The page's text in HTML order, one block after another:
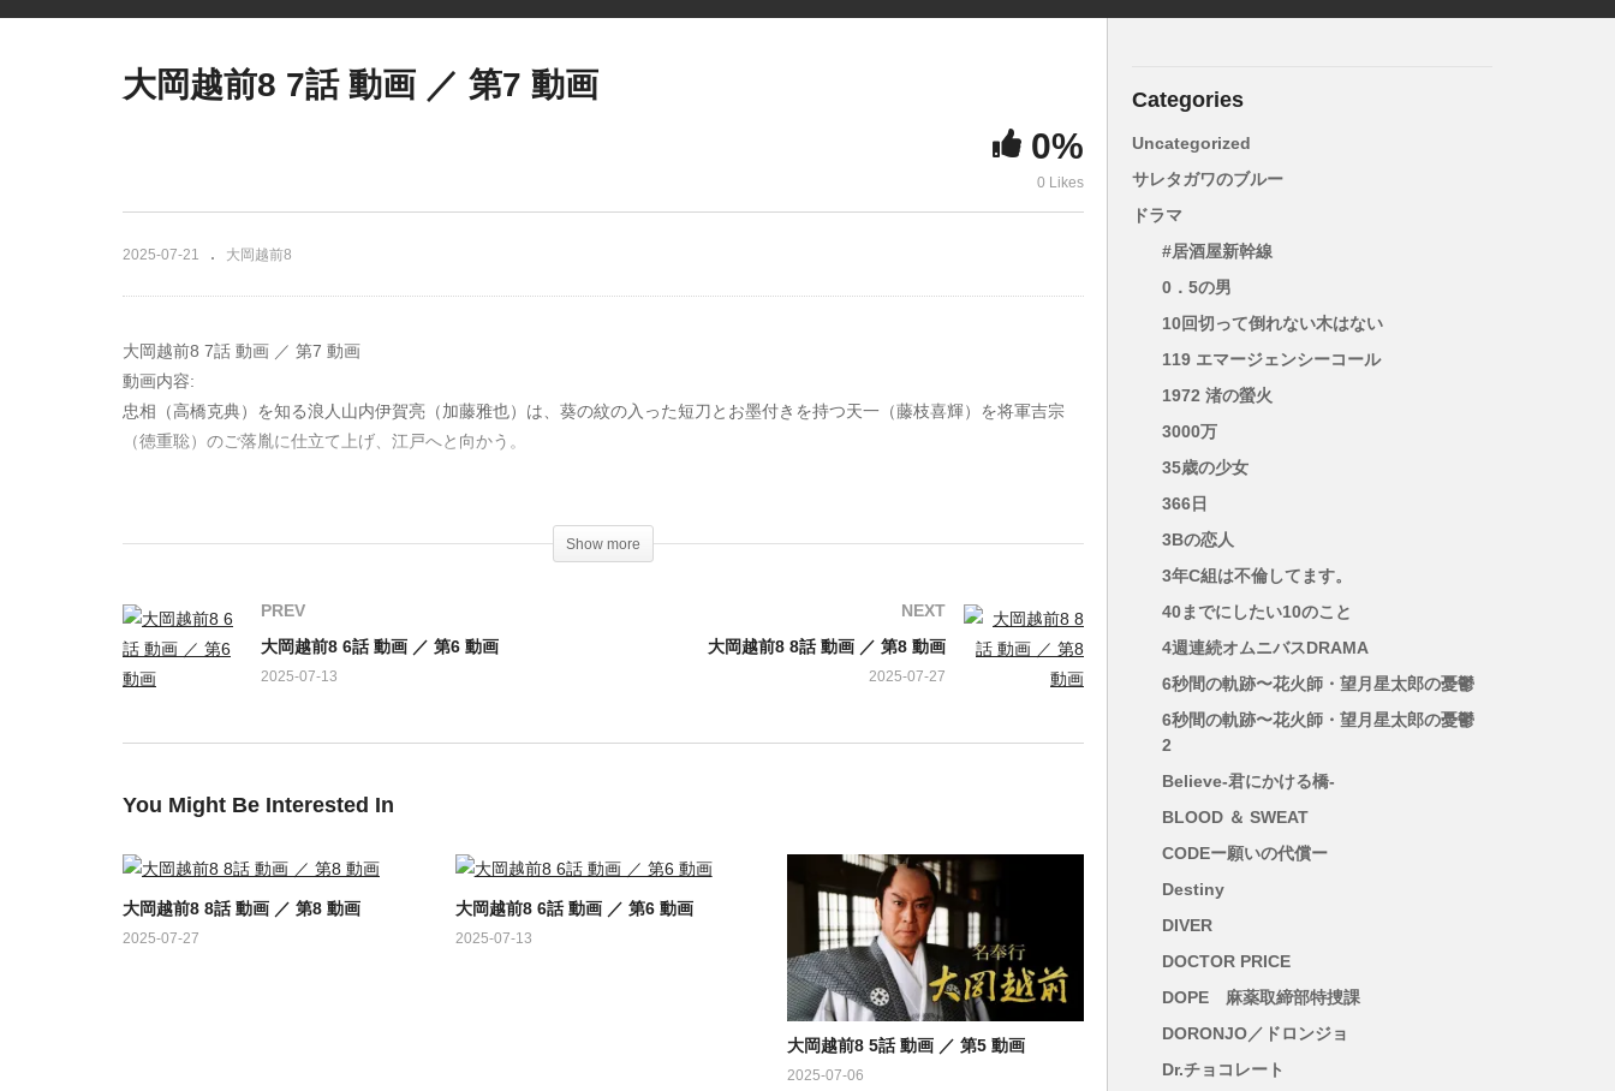
大岡越前8 7話 動画 ／ 第7 動画
0%
0 Likes
2025-07-21 大岡越前8
大岡越前8 7話 動画 ／ 第7 動画
動画内容:
忠相（高橋克典）を知る浪人山内伊賀亮（加藤雅也）は、葵の紋の入った短刀とお墨付きを持つ天一（藤枝喜輝）を将軍吉宗
（徳重聡）のご落胤に仕立て上げ、江戸へと向かう。
高橋克典，勝村政信，寺脇康文，美村里江，近藤芳正，高橋光臣，嶋田久作，柄本時生，石井正則，金山一彦，山崎裕太，加藤
頼，黒川英二，財木琢磨，由夏，加藤雅也，藤枝喜輝，六平直政，山崎樹範，横内正，高橋長英，徳重聡，松原智恵子，【語
り】てらそままさき，【脚本】尾西兼一，【音楽】山下毅雄，小笠原肇，由紀さおり
Show more
PREV
大岡越前8 6話 動画 ／ 第6 動画
2025-07-13
NEXT
大岡越前8 8話 動画 ／ 第8 動画
2025-07-27
You Might Be Interested In
大岡越前8 8話 動画 ／ 第8 動画
2025-07-27
大岡越前8 6話 動画 ／ 第6 動画
2025-07-13
大岡越前8 5話 動画 ／ 第5 動画
2025-07-06
Categories
Uncategorized
サレタガワのブルー
ドラマ
#居酒屋新幹線
0．5の男
10回切って倒れない木はない
119 エマージェンシーコール
1972 渚の螢火
3000万
35歳の少女
366日
3Bの恋人
3年C組は不倫してます。
40までにしたい10のこと
4週連続オムニバスDRAMA
6秒間の軌跡〜花火師・望月星太郎の憂鬱
6秒間の軌跡〜花火師・望月星太郎の憂鬱
2
Believe-君にかける橋-
BLOOD ＆ SWEAT
CODEー願いの代償ー
Destiny
DIVER
DOCTOR PRICE
DOPE 麻薬取締部特捜課
DORONJO／ドロンジョ
Dr.チョコレート